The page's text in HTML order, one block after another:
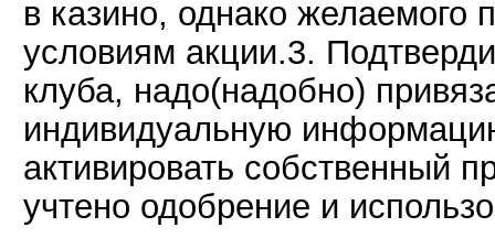
в казино, однако желаемого
условиям акции.3.
клуба, надо(надобно)
индивидуальную
активировать собственный
учтено одобрение и